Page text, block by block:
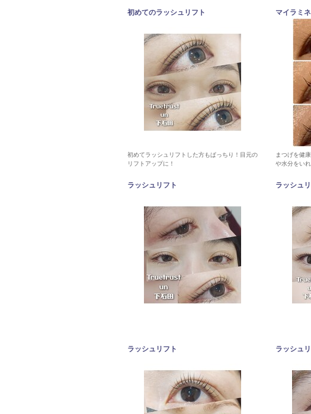
初めてのラッシュリフト
初めてラッシュリフトした方もぱっちり！目元の
リフトアップに！
マイラミ
まつげを健
や水分をい
ラッシュリフト ラッシュ
ラッシュリフト ラッシュ